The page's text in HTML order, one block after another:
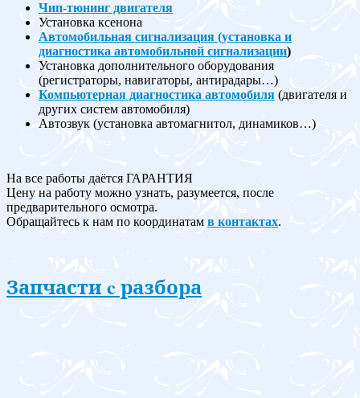
Чип-тюнинг двигателя
Установка ксенона
Автомобильная сигнализация (установка и
диагностика автомобильной сигнализации)
Установка дополнительного оборудования
(регистраторы, навигаторы, антирадары…)
Компьютерная диагностика автомобиля (двигателя и
других систем автомобиля)
Автозвук (установка автомагнитол, динамиков…)
На все работы даётся ГАРАНТИЯ
Цену на работу можно узнать, разумеется, после
предварительного осмотра.
Обращайтесь к нам по координатам в контактах.
Запчасти c разбора